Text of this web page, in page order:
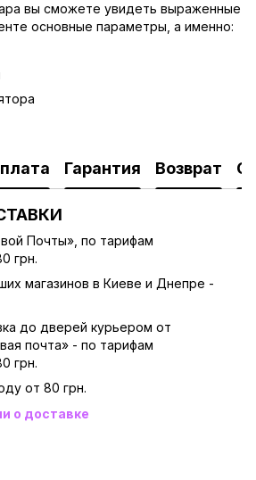
вы сможете увидеть выраженные
основные параметры, а именно:
Гарантия Возврат
Почты», по тарифам
грн.
магазинов в Киеве и Днепре -
до дверей курьером от
почта» - по тарифам
грн.
от 80 грн.
о доставке